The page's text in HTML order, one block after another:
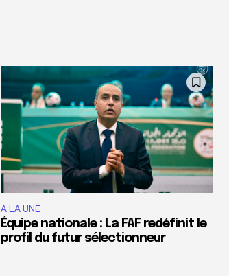
A LA UNE
Équipe nationale : La FAF redéfinit le
profil du futur sélectionneur